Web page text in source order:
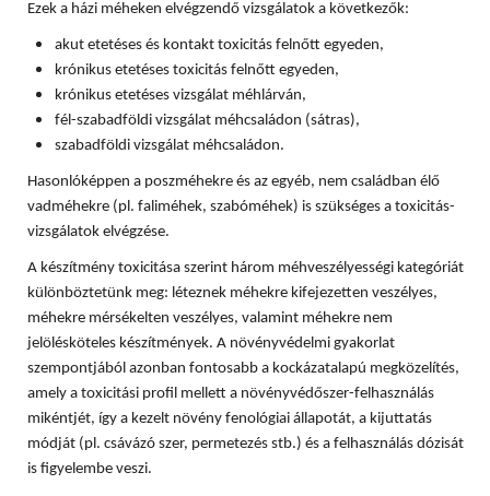
Ezek a házi méheken elvégzendő vizsgálatok a következők:
akut etetéses és kontakt toxicitás felnőtt egyeden,
krónikus etetéses toxicitás felnőtt egyeden,
krónikus etetéses vizsgálat méhlárván,
fél-szabadföldi vizsgálat méhcsaládon (sátras),
szabadföldi vizsgálat méhcsaládon.
Hasonlóképpen a poszméhekre és az egyéb, nem családban élő
vadméhekre (pl. faliméhek, szabóméhek) is szükséges a toxicitás-
vizsgálatok elvégzése.
A készítmény toxicitása szerint három méhveszélyességi kategóriát
különböztetünk meg: léteznek méhekre kifejezetten veszélyes,
méhekre mérsékelten veszélyes, valamint méhekre nem
jelölésköteles készítmények. A növényvédelmi gyakorlat
szempontjából azonban fontosabb a kockázatalapú megközelítés,
amely a toxicitási profil mellett a növényvédőszer-felhasználás
mikéntjét, így a kezelt növény fenológiai állapotát, a kijuttatás
módját (pl. csávázó szer, permetezés stb.) és a felhasználás dózisát
is figyelembe veszi.